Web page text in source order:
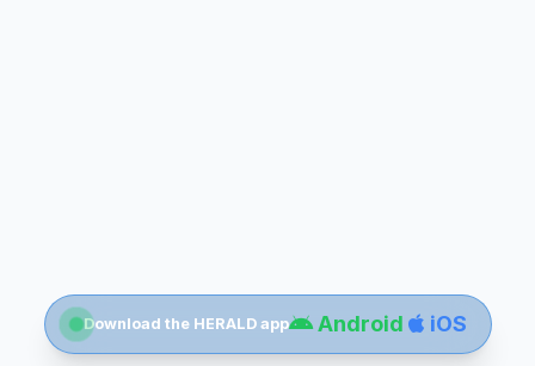
Download the HERALD app Android iOS